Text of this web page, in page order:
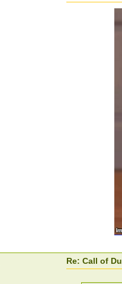
Re: Call of